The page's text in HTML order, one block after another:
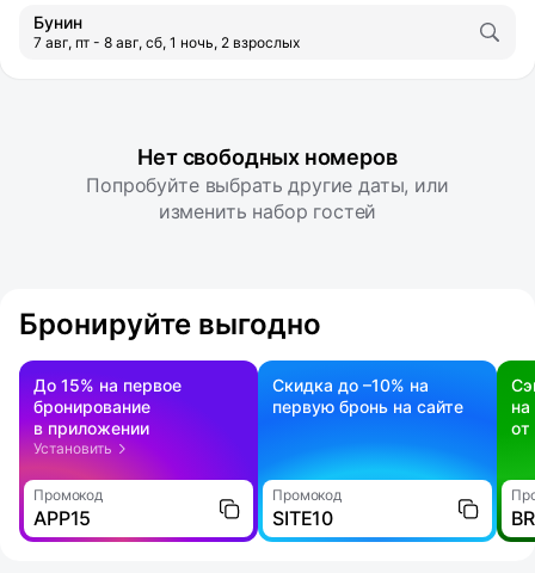
Бунин
7 авг, пт - 8 авг, сб, 1 ночь, 2 взрослых
Нет свободных номеров
Попробуйте выбрать другие даты, или
изменить набор гостей
Бронируйте выгодно
До 15% на первое
бронирование
в приложении
Установить
Промокод
APP15
Скидка до –10% на
первую бронь на сайте
Промокод
SITE10
на